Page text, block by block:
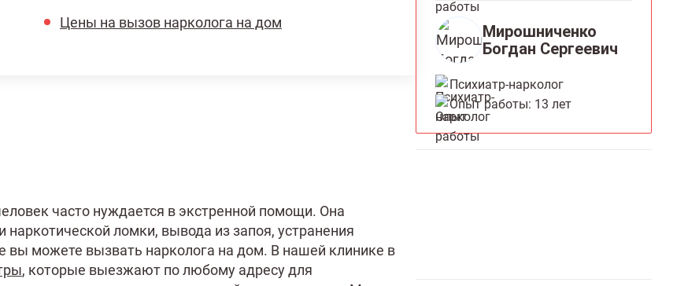
Цены на вызов нарколога на дом
часто нуждается в экстренной помощи. Она
ломки, вывода из запоя, устранения
вы можете вызвать нарколога на дом. В нашей клинике в
, которые выезжают по любому адресу для
Мирошниченко
Богдан Сергеевич
Психиатр-нарколог
Опыт работы: 13 лет